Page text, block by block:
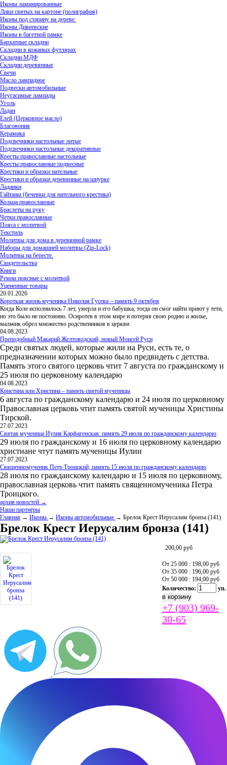
Иконы ламинированные
Лики святых на картоне (полиграфия)
Иконы под старину на дереве.
Иконы Дивеевские
Иконы в багетной рамке
Бархатные складни
Складни в кожаных футлярах
Складни МДФ
Складни деревянные
Свечи
Масло лампадное
Подвески автомобильные
Неугасимые лампады
Уголь
Ладан
Елей (Церковное масло)
Благовония
Керамика
Подсвечники настольные литые
Подсвечники настольные декоративные
Кресты православные настольные
Кресты православные подвесные
Крестики и образки нательные
Крестики и образки деревянные на шнурке
Ладанки
Гайтаны (бечевки для нательного крестика)
Кольца православные
Браслеты на руку
Четки православные
Пояса с молитвой
Текстиль
Молитвы для дома в деревянной рамке
Наборы для домашней молитвы (Zip-Lock)
Молитвы на бересте.
Свидетельства
Книги
Ремни поясные с молитвой
Уцененные товары
20.01.2026
Короткая жизнь мученика Николая Гусева – память 9 октября
Когда Коле исполнилось 7 лет, умерла и его бабушка, тогда он смог найти приют у тети,
но это было не постоянно. Осиротев в этом мире и потеряв свою родню и жилье,
мальчик обрел множество родственников в церкви
04.08.2023
Преподобный Макарий Желтоводский, новый Моисей Руси
Среди святых людей, которые жили на Руси, есть те, о
предназначении которых можно было предвидеть с детства.
Память этого святого церковь чтит 7 августа по гражданскому и
25 июля по церковному календарю
04.08.2023
Кристина или Христина – память святой мученицы
6 августа по гражданскому календарю и 24 июля по церковному
Православная церковь чтит память святой мученицы Христины
Тирской.
27.07.2023
Святая мученица Иулия Карфагенская: память 29 июля по гражданскому календарю
29 июля по гражданскому и 16 июля по церковному календарю
христиане чтут память мученицы Иулии
27.07.2023
Священномученик Петр Троицкий, память 15 июля по гражданскому календарю
28 июля по гражданскому календарю и 15 июля по церковному,
православная церковь чтит память священномученика Петра
Троицкого.
архив новостей →
Наши партнёры
Главная → Иконы → Иконы автомобильные → Брелок Крест Иерусалим бронза (141)
Брелок Крест Иерусалим бронза (141)
200,00 руб
От 25 000 : 198,00 руб
От 35 000 : 196,00 руб
От 50 000 : 194,00 руб
Количество:
уп.
+7 (903) 969-
30-65